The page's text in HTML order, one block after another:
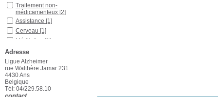
Traitement non-
médicamenteux [2]
Assistance [1]
Cerveau [1]
Méditation [1]
Prévention
Traitement
médicamenteux[1]
Troubles mentaux
Localisation
Adresse
Ligue Alzheimer
rue Walthère Jamar 231
4430 Ans
Belgique
Tél: 04/229.58.10